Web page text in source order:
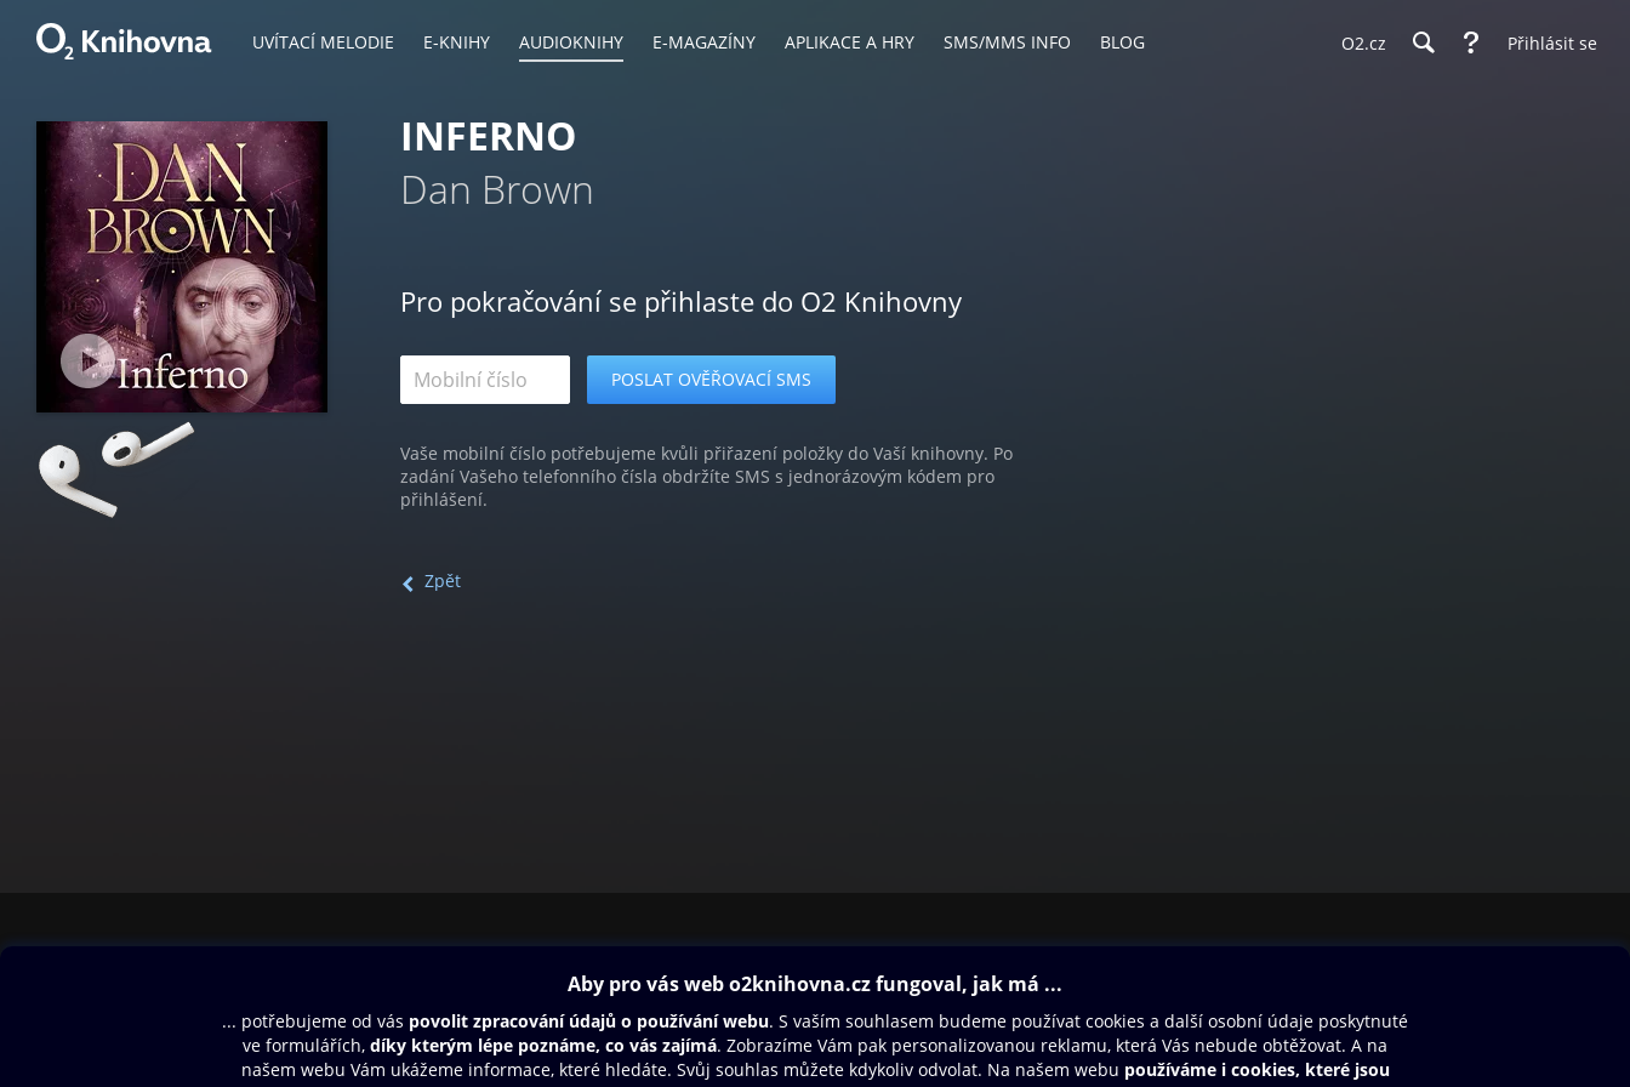
UVÍTACÍ MELODIE E-KNIHY AUDIOKNIHY E-MAGAZÍNY APLIKACE A HRY SMS/MMS INFO BLOG O2.cz Přihlásit se
INFERNO
Dan Brown
Pro pokračování se přihlaste do O2 Knihovny
Vaše mobilní číslo potřebujeme kvůli přiřazení položky do Vaší knihovny. Po
zadání Vašeho telefonního čísla obdržíte SMS s jednorázovým kódem pro
přihlášení.
Zpět
Aplikace a hry
SMS/MMS Info
Blog
Dárkový poukaz
Nápověda
Oneplay Originály
Sport